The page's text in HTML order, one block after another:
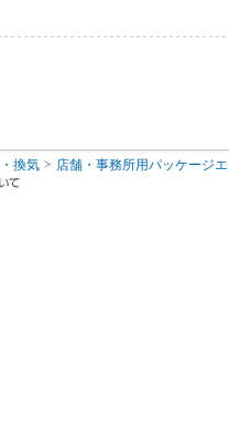
換気 店舗・事務所用パッケージ